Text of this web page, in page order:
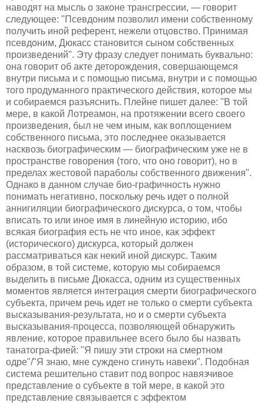
наводят на мысль о законе трансгрессии, — говорит
следующее: "Псевдоним позволил имени собственному
получить иной референт, нежели отцовство. Принимая
псевдоним, Дюкасс становится сыном собственных
произведений". Эту фразу следует понимать буквально:
она говорит об акте деторождения, совершающемся
внутри письма и с помощью письма, внутри и с помощью
того продуманного практического действия, которое мы
и собираемся разъяснить. Плейне пишет далее: "В той
мере, в какой Лотреамон, на протяжении всего своего
произведения, был не чем иным, как воплощением
собственного письма, это последнее оказывается
насквозь биографическим — биографическим уже не в
пространстве говорения (того, что оно говорит), но в
пределах жестовой параболы собственного движения".
Однако в данном случае био-графичность нужно
понимать негативно, поскольку речь идет о полной
аннигиляции биографического дискурса, о том, чтобы
вписать то или иное имя в линейную историю, ибо
всякая биография есть не что иное, как эффект
(исторического) дискурса, который должен
рассматриваться как некий иной дискурс. Таким
образом, в той системе, которую мы собираемся
выделить в письме Дюкасса, одним из существенных
моментов является интеграция смерти биографического
субъекта, причем речь идет не только о смерти субъекта
высказывания-результата, но и о смерти субъекта
высказывания-процесса, позволяющей обнаружить
явление, которое правильнее всего было бы назвать
танатогра-фией: "Я пишу эти строки на смертном
одре"/"Я знаю, мне суждено сгинуть навеки". Подобная
система решительно ставит под вопрос навязчивое
представление о субъекте в той мере, в какой это
представление связывается с эффектом